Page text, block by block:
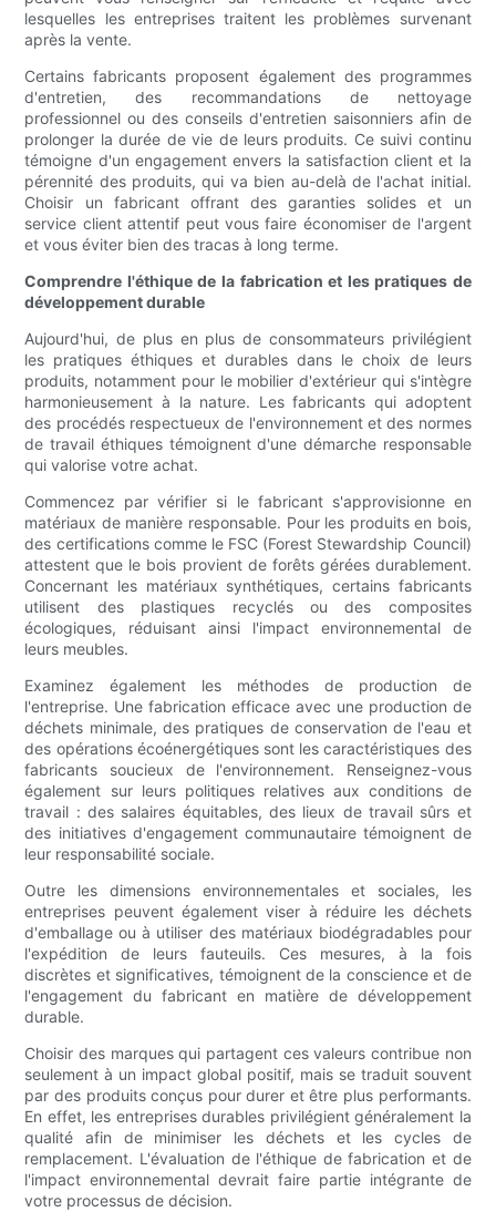
lesquelles les entreprises traitent les problèmes survenant
après la vente.
Certains fabricants proposent également des programmes
d'entretien, des recommandations de nettoyage
professionnel ou des conseils d'entretien saisonniers afin de
prolonger la durée de vie de leurs produits. Ce suivi continu
témoigne d'un engagement envers la satisfaction client et la
pérennité des produits, qui va bien au-delà de l'achat initial.
Choisir un fabricant offrant des garanties solides et un
service client attentif peut vous faire économiser de l'argent
et vous éviter bien des tracas à long terme.
Comprendre l'éthique de la fabrication et les pratiques de
développement durable
Aujourd'hui, de plus en plus de consommateurs privilégient
les pratiques éthiques et durables dans le choix de leurs
produits, notamment pour le mobilier d'extérieur qui s'intègre
harmonieusement à la nature. Les fabricants qui adoptent
des procédés respectueux de l'environnement et des normes
de travail éthiques témoignent d'une démarche responsable
qui valorise votre achat.
Commencez par vérifier si le fabricant s'approvisionne en
matériaux de manière responsable. Pour les produits en bois,
des certifications comme le FSC (Forest Stewardship Council)
attestent que le bois provient de forêts gérées durablement.
Concernant les matériaux synthétiques, certains fabricants
utilisent des plastiques recyclés ou des composites
écologiques, réduisant ainsi l'impact environnemental de
leurs meubles.
Examinez également les méthodes de production de
l'entreprise. Une fabrication efficace avec une production de
déchets minimale, des pratiques de conservation de l'eau et
des opérations écoénergétiques sont les caractéristiques des
fabricants soucieux de l'environnement. Renseignez-vous
également sur leurs politiques relatives aux conditions de
travail : des salaires équitables, des lieux de travail sûrs et
des initiatives d'engagement communautaire témoignent de
leur responsabilité sociale.
Outre les dimensions environnementales et sociales, les
entreprises peuvent également viser à réduire les déchets
d'emballage ou à utiliser des matériaux biodégradables pour
l'expédition de leurs fauteuils. Ces mesures, à la fois
discrètes et significatives, témoignent de la conscience et de
l'engagement du fabricant en matière de développement
durable.
Choisir des marques qui partagent ces valeurs contribue non
seulement à un impact global positif, mais se traduit souvent
par des produits conçus pour durer et être plus performants.
En effet, les entreprises durables privilégient généralement la
qualité afin de minimiser les déchets et les cycles de
remplacement. L'évaluation de l'éthique de fabrication et de
l'impact environnemental devrait faire partie intégrante de
votre processus de décision.